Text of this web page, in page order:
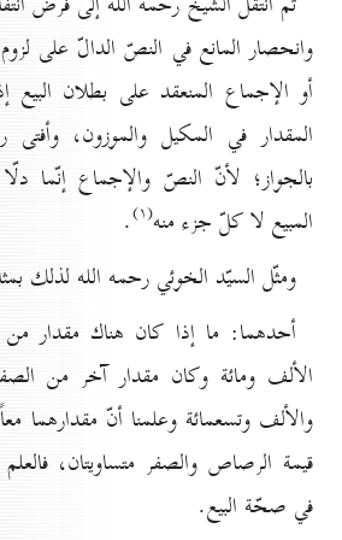
وانحصار المانع في النصّ الدالّ على لزوم
أو الإجماع المنعقد على بطلان البيع
المقدار في المكيل والموزون، وأفتى
بالجواز؛ لأنّ النصّ والإجماع إنّما
المبيع لا كلّ جزء منه(۱) .
ومثّل السيّد الخوئي رحمه الله لذلك
أحدهما: ما إذا كان هناك مقدار
الألف ومائة وكان مقدار آخر من
والألف وتسعمائة وعلمنا أنّ مقدارهما
قيمة الرصاص والصفر متساويتان،
في صحّة البيع.